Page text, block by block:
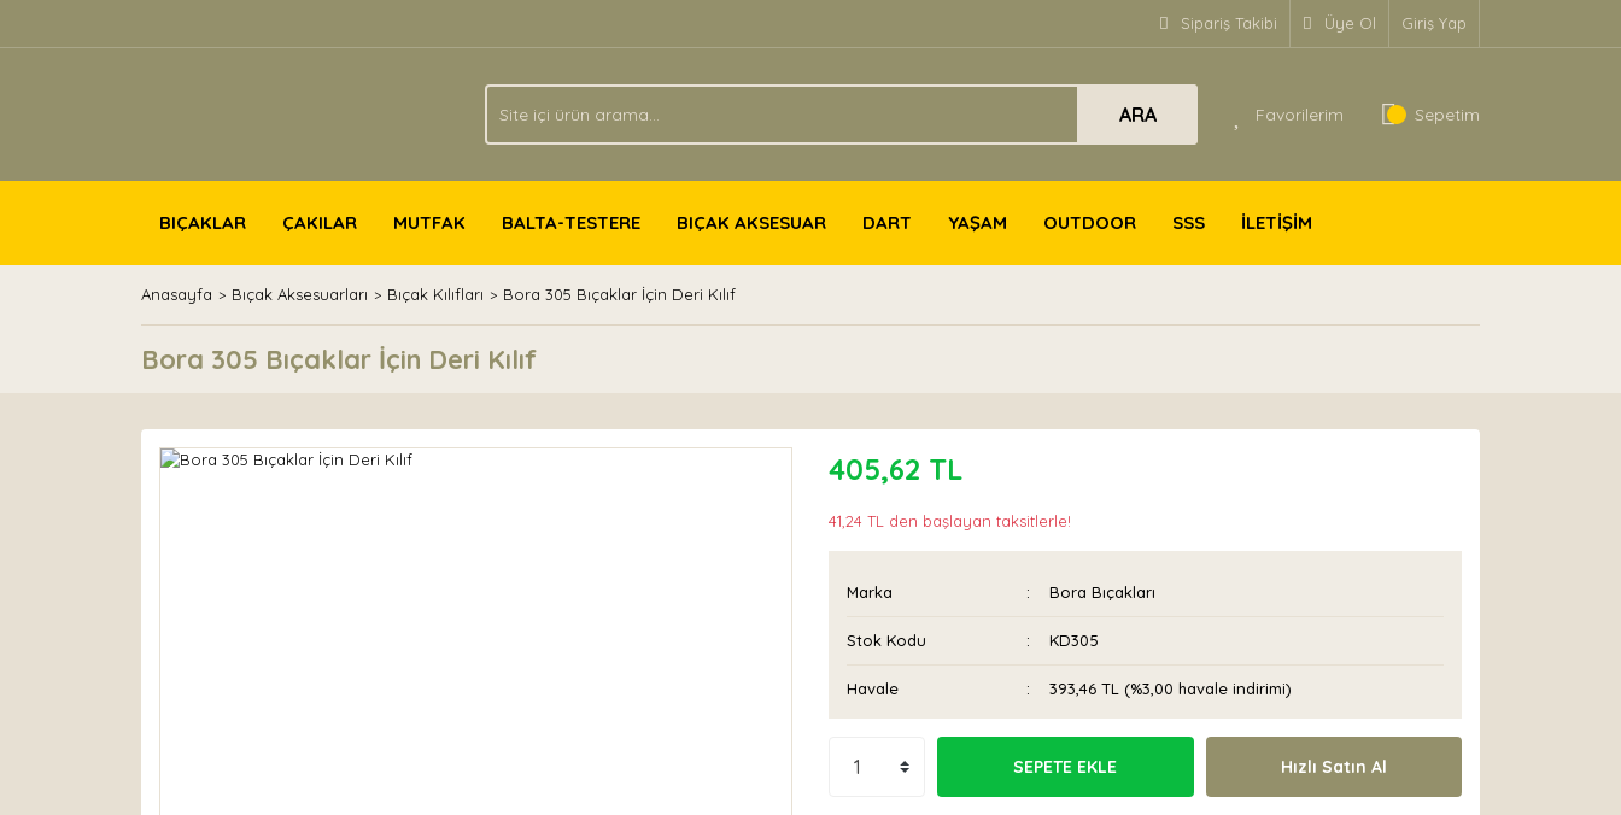
Sipariş Takibi Üye Ol Giriş Yap
ARA Favorilerim Sepetim
BIÇAKLAR ÇAKILAR MUTFAK BALTA-TESTERE BIÇAK AKSESUAR DART YAŞAM OUTDOOR SSS İLETİŞİM
Anasayfa Bıçak Aksesuarları Bıçak Kılıfları Bora 305 Bıçaklar İçin Deri Kılıf
Bora 305 Bıçaklar İçin Deri Kılıf
405,62 TL
41,24 TL den başlayan taksitlerle!
Marka Bora Bıçakları
Stok Kodu KD305
Havale 393,46 TL (%3,00 havale indirimi)
SEPETE EKLE Hızlı Satın Al